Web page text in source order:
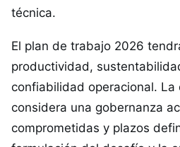
técnica.
El plan de trabajo 2026
productividad,
confiabilidad operacional. La
considera una gobernanza
comprometidas y plazos